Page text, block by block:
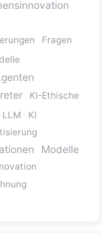
Fragen
KI-Ethische
LLM
KI
Modelle